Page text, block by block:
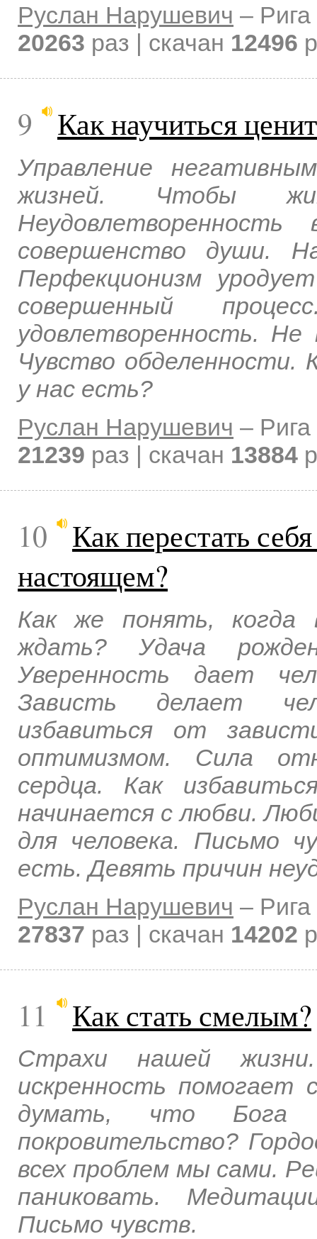
Руслан Нарушевич –
20263 раз | скачан 12496
9 Как научиться
Управление
жизней. Чтобы
совершенство души.
Перфекционизм
совершенный
удовлетворенность.
Чувство обделенности.
у нас есть?
Руслан Нарушевич –
21239 раз | скачан 13884
10
Как перестать
настоящем?
Как же понять, когда
ждать? Удача
Уверенность дает
Зависть делает
избавиться от
оптимизмом. Сила
сердца. Как
начинается с любви.
для человека. Письмо
есть. Девять причин
Руслан Нарушевич –
27837 раз | скачан 14202
11 Как стать смелым?
Страхи нашей
искренность
думать, что
покровительство?
всех проблем мы сами.
паниковать.
Письмо чувств.